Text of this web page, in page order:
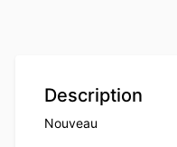
Description
Nouveau